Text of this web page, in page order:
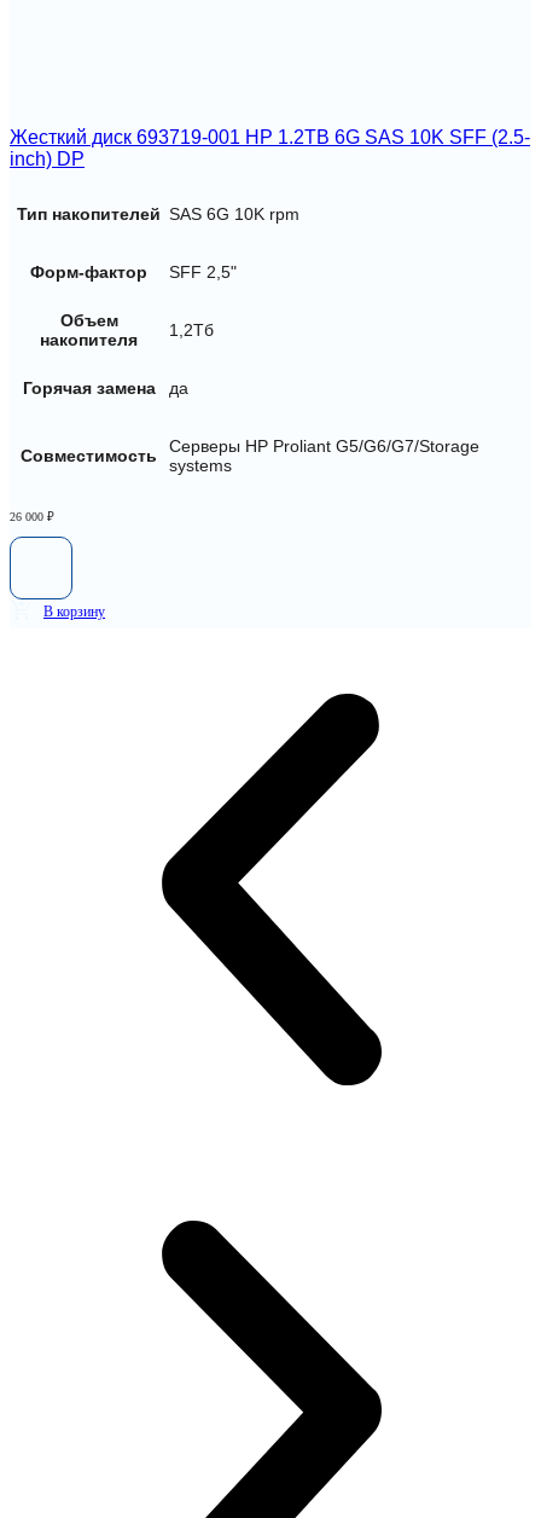
Жесткий диск 693719-001 HP 1.2TB 6G SAS 10K SFF (2.5-
inch) DP
Тип накопителей SAS 6G 10K rpm
Форм-фактор SFF 2,5"
Объем
накопителя
1,2Тб
Горячая замена да
Совместимость
Серверы HP Proliant G5/G6/G7/Storage
systems
26 000 ₽
В корзину